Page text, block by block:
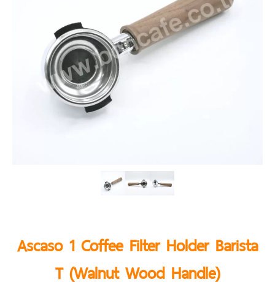
Ascaso 1 Coffee Filter Holder Barista
T (Walnut Wood Handle)